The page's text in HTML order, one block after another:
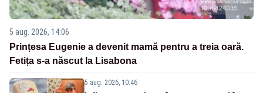
5 aug. 2026, 14:06
Prințesa Eugenie a devenit mamă pentru a treia oară.
Fetița s-a născut la Lisabona
5 aug. 2026, 10:46